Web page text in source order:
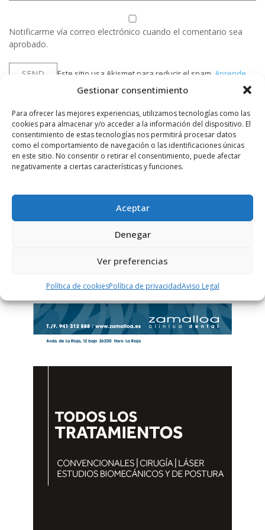
Gestionar consentimiento
Para ofrecer las mejores experiencias, utilizamos tecnologías como las
cookies para almacenar y/o acceder a la información del dispositivo. El
consentimiento de estas tecnologías nos permitirá procesar datos
como el comportamiento de navegación o las identificaciones únicas
en este sitio. No consentir o retirar el consentimiento, puede afectar
negativamente a ciertas características y funciones.
Aceptar
Denegar
Ver preferencias
Política de cookiesPolítica de privacidadAviso Legal
Notificarme vía correo electrónico cuando el comentario sea
aprobado.
Este sitio usa Akismet para reducir el spam. Aprende
cómo se procesan los datos de tus comentarios.
PUBLICIDAD